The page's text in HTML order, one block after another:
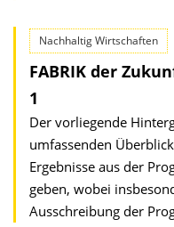
Nachhaltig Wirtschaften
FABRIK der
1
Der vorliegende
umfassenden
Ergebnisse aus der
geben, wobei
Ausschreibung der